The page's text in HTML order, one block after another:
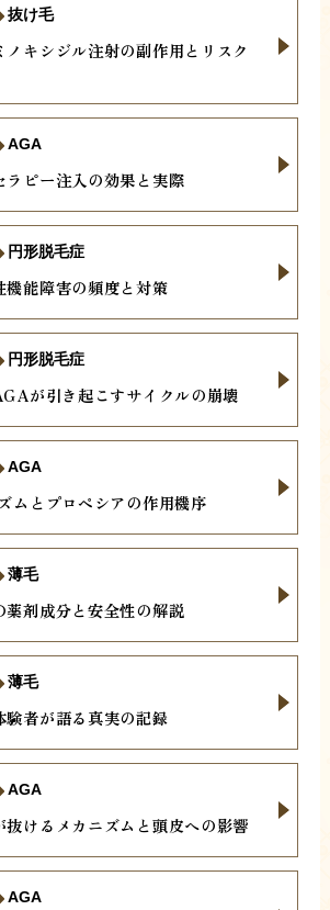
ノキシジル注射の副作用とリスク
抜け毛
ラピー注入の効果と実際
AGA
機能障害の頻度と対策
円形脱毛症
が引き起こすサイクルの崩壊
円形脱毛症
ムとプロペシアの作用機序
AGA
薬剤成分と安全性の解説
薄毛
験者が語る真実の記録
薄毛
抜けるメカニズムと頭皮への影響
AGA
AGA